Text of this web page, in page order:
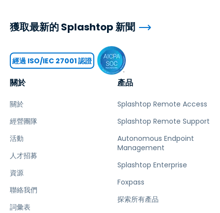
關於
關於
經營團隊
活動
人才招募
資源
聯絡我們
詞彙表
產品
Splashtop Remote Access
Splashtop Remote Support
Autonomous Endpoint
Management
Splashtop Enterprise
Foxpass
探索所有產品
獲取最新的 Splashtop 新聞
經過 ISO/IEC 27001 認證